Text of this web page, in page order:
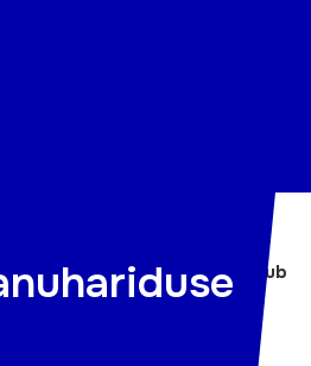
lõpetab 26. oktoobril 2017
foorum, mis keskendub
õppijatele ja nende